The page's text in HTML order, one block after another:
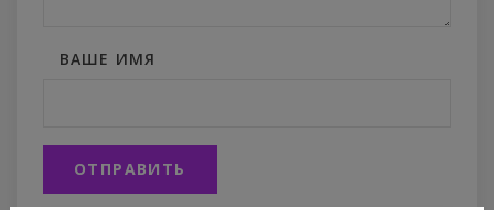
ВАШЕ ИМЯ
ОТПРАВИТЬ